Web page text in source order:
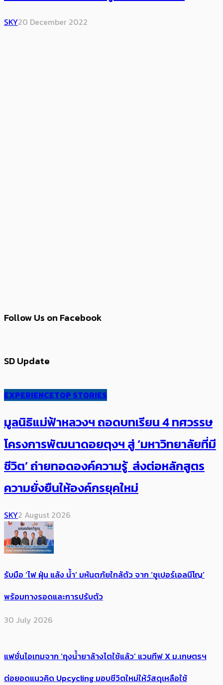
SKY20 December 2022
Follow Us on Facebook
SD Update
EXPERIENCETOP STORIES
มูลนิธิแม่ฟ้าหลวงฯ ถอดบทเรียน 4 ทศวรรษ
โครงการพัฒนาดอยตุงฯ สู่ ‘มหาวิทยาลัยที่มี
ชีวิต’ ถ่ายทอดองค์ความรู้ ส่งต่อหลักสูตร
ความยั่งยืนให้องค์กรยุคใหม่
SKY2 August 2026
รับมือ ‘ไฟ ฝุ่น แล้ง น้ำ’ มหันตภัยใกล้ตัว จาก ‘ซูเปอร์เอลนีโญ’
พร้อมทางรอดและการปรับตัว
30 July 2026
แฟชั่นไอเทมจาก ‘ถุงน้ำยาล้างไตใช้แล้ว’ แวนทีฟ X ม.เกษตรฯ
ต่อยอดแนวคิด Upcycling มอบชีวิตใหม่ให้วัสดุเหลือใช้